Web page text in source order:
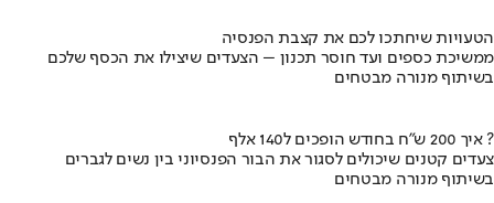
הטעויות שיחתכו לכם את קצבת הפנסיה
ממשיכת כספים ועד חוסר תכנון – הצעדים שיצילו את הכסף שלכם
בשיתוף מנורה מבטחים
איך 200 ש"ח בחודש הופכים ל140 אלף ?
צעדים קטנים שיכולים לסגור את הבור הפנסיוני בין נשים לגברים
בשיתוף מנורה מבטחים